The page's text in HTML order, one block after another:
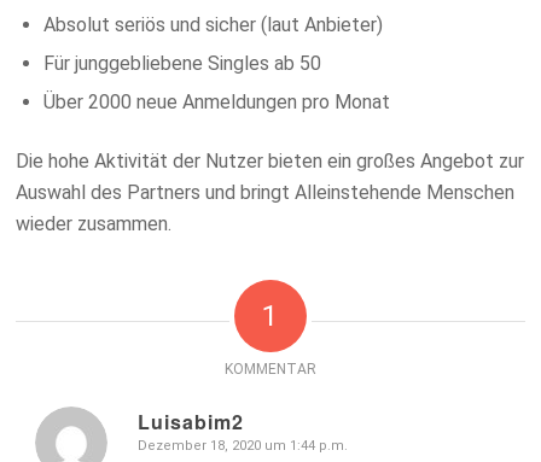
Absolut seriös und sicher (laut Anbieter)
Für junggebliebene Singles ab 50
Über 2000 neue Anmeldungen pro Monat
Die hohe Aktivität der Nutzer bieten ein großes Angebot zur
Auswahl des Partners und bringt Alleinstehende Menschen
wieder zusammen.
1
KOMMENTAR
Luisabim2
sagte:
Dezember 18, 2020 um 1:44 p.m.